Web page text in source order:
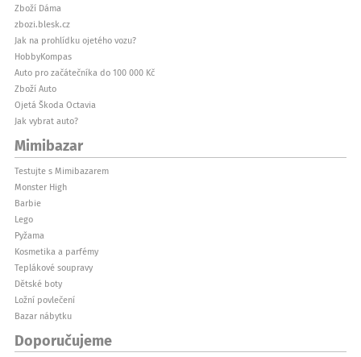
Zboží Dáma
zbozi.blesk.cz
Jak na prohlídku ojetého vozu?
HobbyKompas
Auto pro začátečníka do 100 000 Kč
Zboží Auto
Ojetá Škoda Octavia
Jak vybrat auto?
Mimibazar
Testujte s Mimibazarem
Monster High
Barbie
Lego
Pyžama
Kosmetika a parfémy
Teplákové soupravy
Dětské boty
Ložní povlečení
Bazar nábytku
Doporučujeme